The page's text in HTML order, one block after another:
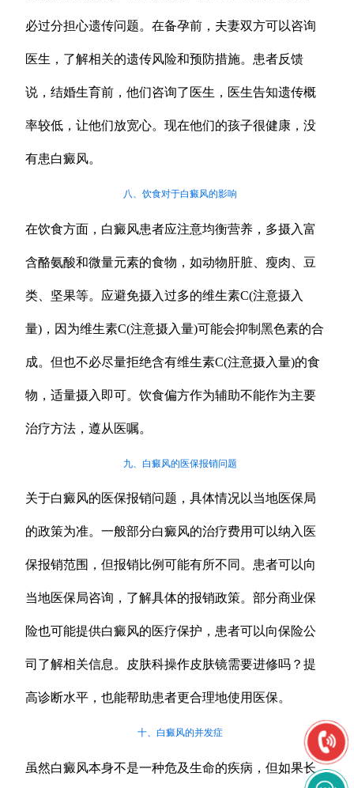
必过分担心遗传问题。在备孕前，夫妻双方可以咨询
医生，了解相关的遗传风险和预防措施。患者反馈
说，结婚生育前，他们咨询了医生，医生告知遗传概
率较低，让他们放宽心。现在他们的孩子很健康，没
有患白癜风。
八、饮食对于白癜风的影响
在饮食方面，白癜风患者应注意均衡营养，多摄入富
含酪氨酸和微量元素的食物，如动物肝脏、瘦肉、豆
类、坚果等。应避免摄入过多的维生素C(注意摄入
量)，因为维生素C(注意摄入量)可能会抑制黑色素的合
成。但也不必尽量拒绝含有维生素C(注意摄入量)的食
物，适量摄入即可。饮食偏方作为辅助不能作为主要
治疗方法，遵从医嘱。
九、白癜风的医保报销问题
关于白癜风的医保报销问题，具体情况以当地医保局
的政策为准。一般部分白癜风的治疗费用可以纳入医
保报销范围，但报销比例可能有所不同。患者可以向
当地医保局咨询，了解具体的报销政策。部分商业保
险也可能提供白癜风的医疗保护，患者可以向保险公
司了解相关信息。皮肤科操作皮肤镜需要进修吗？提
高诊断水平，也能帮助患者更合理地使用医保。
十、白癜风的并发症
虽然白癜风本身不是一种危及生命的疾病，但如果长